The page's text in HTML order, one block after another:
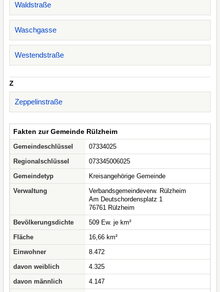
Waldstraße
Waschgasse
Westendstraße
Z
Zeppelinstraße
Fakten zur Gemeinde Rülzheim
Gemeindeschlüssel
07334025
Regionalschlüssel
073345006025
Gemeindetyp
Kreisangehörige Gemeinde
Verwaltung
Verbandsgemeindeverw. Rülzheim
Am Deutschordensplatz 1
76761 Rülzheim
Bevölkerungsdichte
509 Ew. je km²
Fläche
16,66 km²
Einwohner
8.472
davon weiblich
4.325
davon männlich
4.147